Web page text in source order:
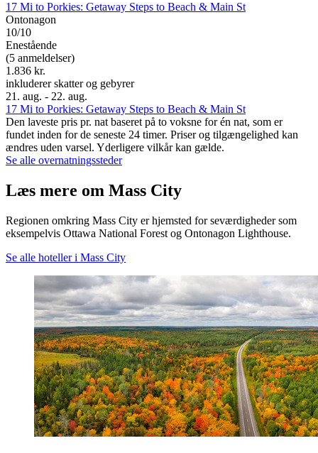
17 Mi to Porkies: Getaway Steps to Beach & Main St
Ontonagon
10/10
Enestående
(5 anmeldelser)
1.836 kr.
inkluderer skatter og gebyrer
21. aug. - 22. aug.
17 Mi to Porkies: Getaway Steps to Beach & Main St
Den laveste pris pr. nat baseret på to voksne for én nat, som er
fundet inden for de seneste 24 timer. Priser og tilgængelighed kan
ændres uden varsel. Yderligere vilkår kan gælde.
Se alle overnatningssteder
Læs mere om Mass City
Regionen omkring Mass City er hjemsted for seværdigheder som
eksempelvis Ottawa National Forest og Ontonagon Lighthouse.
Se alle hoteller i Mass City